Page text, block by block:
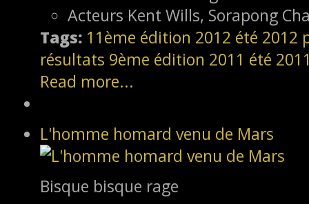
Acteurs Kent Wills, Sorapong
Tags: 11ème édition 2012 été 2012
résultats 9ème édition 2011 été
Read more...
L'homme homard venu de Mars
Bisque bisque rage